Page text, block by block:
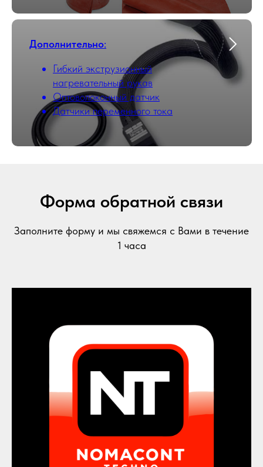
Дополнительно:
Гибкий экструзионный
нагревательный рукав
Оптоволоконный датчик
Датчики переменного тока
Форма обратной связи
Заполните форму и мы свяжемся с Вами в течение
1 часа